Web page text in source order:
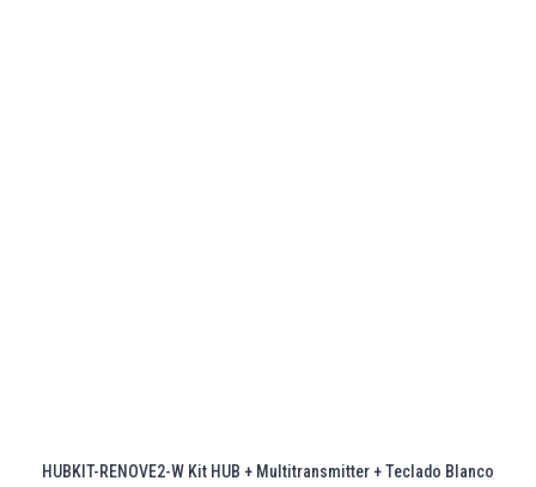
HUBKIT-RENOVE2-W Kit HUB + Multitransmitter + Teclado Blanco